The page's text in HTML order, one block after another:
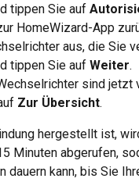
tippen Sie auf
HomeWizard-App
aus, die Sie
tippen Sie auf Weiter.
sind jetzt
Zur Übersicht.
hergestellt ist,
Minuten abgerufen,
dauern kann, bis Sie